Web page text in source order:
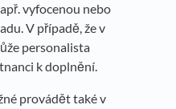
vyfocenou nebo
V případě, že v
personalista
k doplnění.
provádět také v